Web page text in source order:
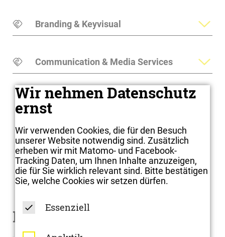
Branding & Keyvisual
Communication & Media Services
Digital Solutions
Wir nehmen Datenschutz
ernst
Wir verwenden Cookies, die für den Besuch
unserer Website notwendig sind. Zusätzlich
erheben wir mit Matomo- und Facebook-
Tracking Daten, um Ihnen Inhalte anzuzeigen,
die für Sie wirklich relevant sind. Bitte bestätigen
Sie, welche Cookies wir setzen dürfen.
Essenziell